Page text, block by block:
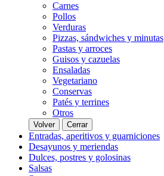
Carnes
Pollos
Verduras
Pizzas, sándwiches y minutas
Pastas y arroces
Guisos y cazuelas
Ensaladas
Vegetariano
Conservas
Patés y terrines
Otros
Volver Cerrar
Entradas, aperitivos y guarniciones
Desayunos y meriendas
Dulces, postres y golosinas
Salsas